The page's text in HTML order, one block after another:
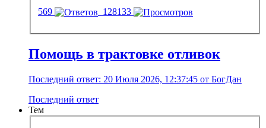
569
128133
Помощь в трактовке отливок
Последний ответ: 20 Июля 2026, 12:37:45 от БогДан
Последний ответ
Тем